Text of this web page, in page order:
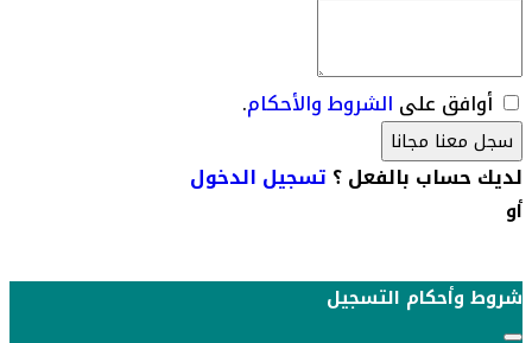
أوافق على الشروط والأحكام.
سجل معنا مجانا
لديك حساب بالفعل ؟ تسجيل الدخول
أو
شروط وأحكام التسجيل